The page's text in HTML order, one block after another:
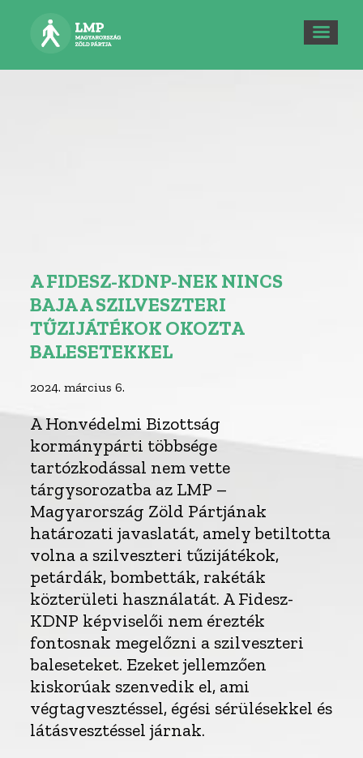
A FIDESZ-KDNP-NEK NINCS
BAJA A SZILVESZTERI
TŰZIJÁTÉKOK OKOZTA
BALESETEKKEL
2024. március 6.
A Honvédelmi Bizottság
kormánypárti többsége
tartózkodással nem vette
tárgysorozatba az LMP –
Magyarország Zöld Pártjának
határozati javaslatát, amely betiltotta
volna a szilveszteri tűzijátékok,
petárdák, bombetták, rakéták
közterületi használatát. A Fidesz-
KDNP képviselői nem érezték
fontosnak megelőzni a szilveszteri
baleseteket. Ezeket jellemzően
kiskorúak szenvedik el, ami
végtagvesztéssel, égési sérülésekkel és
látásvesztéssel járnak.